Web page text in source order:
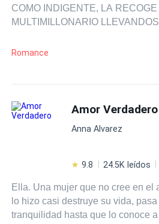
COMO INDIGENTE, LA
MULTIMILLONARIO
ELLA ES DE LA NOBLEZA SIN
FUE RAPTADA CUANDO
CASA POR NO PODER
SU SALVADOR TIENE UNOS
CASARSE Y TENER UN
DE TATIANA, EL EGOISMO Y LA
COMPROMETIDAS SERAN
TANIA CUANDO SE ENTERE
PASARA CON SU
Romance
Amor Verdadero
Anna Alvarez
9.8 24.5K leídos
Ella. Una mujer que no cree en el
lo hizo casi destruye su vida,
tranquilidad hasta que lo conoce